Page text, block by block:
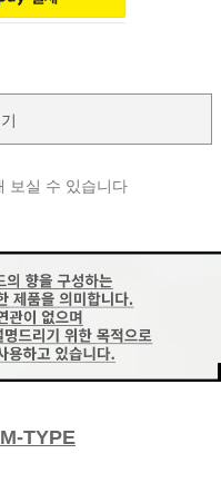
보실 수 있습니다
TYPE